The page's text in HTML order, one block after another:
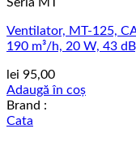
Ventilator, MT-125,
190 m³/h, 20 W, 43
lei 95,00
Adaugă în coș
Brand :
Cata